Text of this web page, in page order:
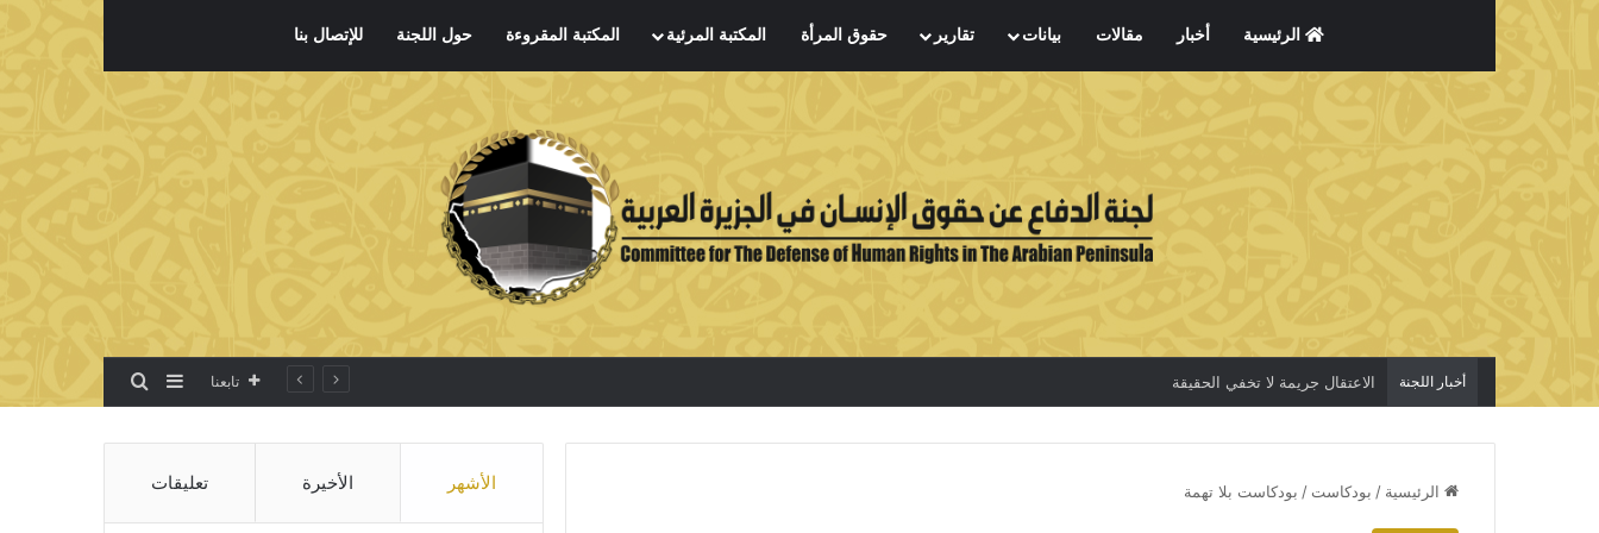
الرئيسية أخبار مقالات بيانات تقارير حقوق المرأة المكتبة المرئية المكتبة المقروءة حول اللجنة للإتصال بنا
أخبار اللجنة الاعتقال جريمة لا تخفي الحقيقة تابعنا إضافة عمود جانبي
بحث عن
الرئيسية / بودكاست / بودكاست بلا تهمة الأشهر الأخيرة تعليقات